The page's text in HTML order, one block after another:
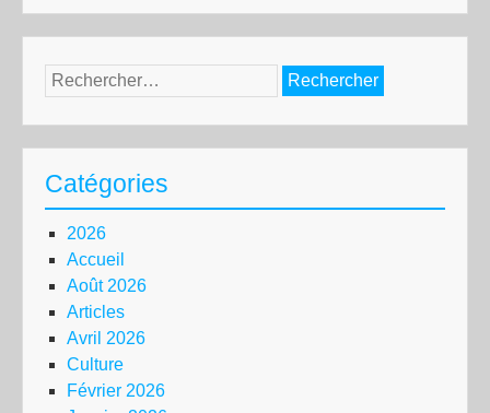
Rechercher :
Catégories
2026
Accueil
Août 2026
Articles
Avril 2026
Culture
Février 2026